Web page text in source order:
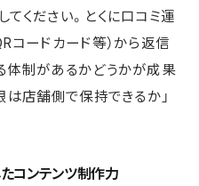
てください。とくに口コミ運
コードカード等）から返信
体制があるかどうかが成果
は店舗側で保持できるか」
コンテンツ制作力